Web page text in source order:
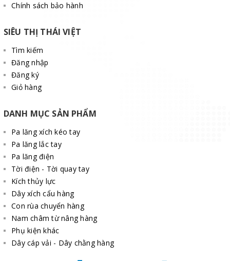
Chính sách bảo hành
SIÊU THỊ THÁI VIỆT
Tìm kiếm
Đăng nhập
Đăng ký
Giỏ hàng
DANH MỤC SẢN PHẨM
Pa lăng xích kéo tay
Pa lăng lắc tay
Pa lăng điện
Tời điện - Tời quay tay
Kích thủy lực
Dây xích cẩu hàng
Con rùa chuyển hàng
Nam châm từ nâng hàng
Phụ kiện khác
Dây cáp vải - Dây chằng hàng